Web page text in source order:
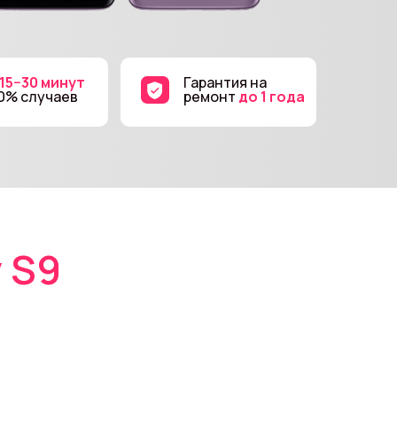
минут
случаев
Гарантия на
ремонт до 1 года